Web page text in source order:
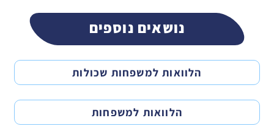
נושאים נוספים
הלוואות למשפחות שכולות
הלוואות למשפחות